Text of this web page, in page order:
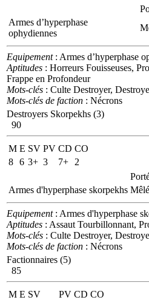
Armes d’hyperphase
ophydiennes
Equipement: Armes d’hyperphase
Aptitudes : Horreurs Fouisseuses,
Frappe en Profondeur
Mots-clés : Culte Destroyer,
Mots-clés de faction : Nécrons
Destroyers Skorpekhs (3)
90
M E SV PV CD CO
8 6 3+ 3 7+
2
Armes d'hyperphase skorpekhs
Equipement: Armes d'hyperphase
Aptitudes : Assaut Tourbillonnant,
Mots-clés : Culte Destroyer,
Mots-clés de faction : Nécrons
Factionnaires (5)
85
M E SV PV CD CO